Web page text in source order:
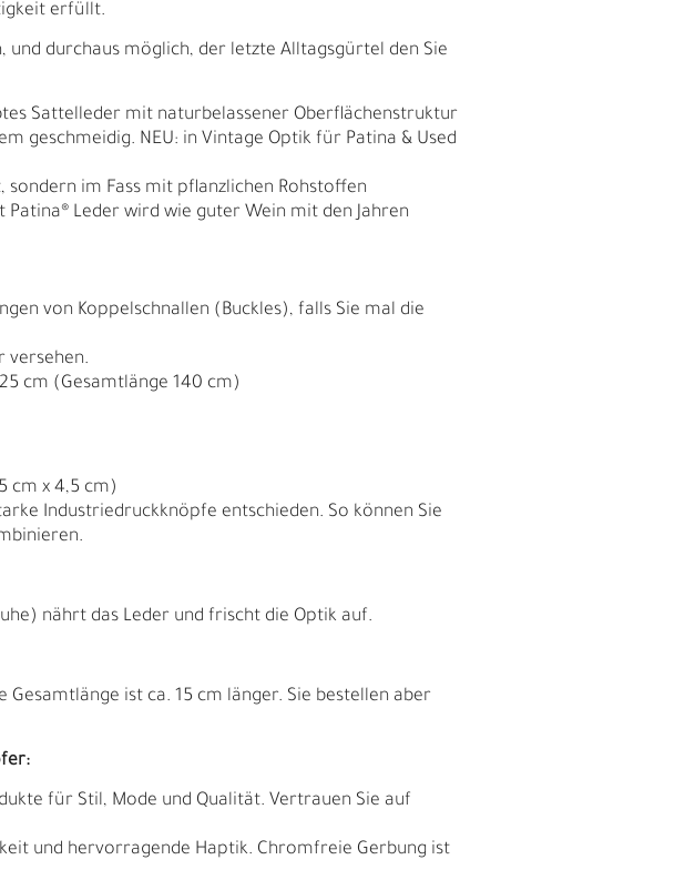
erfüllt.
durchaus möglich, der letzte Alltagsgürtel den Sie
Sattelleder mit naturbelassener Oberflächenstruktur
geschmeidig. NEU: in Vintage Optik für Patina & Used
im Fass mit pflanzlichen Rohstoffen
Leder wird wie guter Wein mit den Jahren
von Koppelschnallen (Buckles), falls Sie mal die
versehen.
cm (Gesamtlänge 140 cm)
cm x 4,5 cm)
Industriedruckknöpfe entschieden. So können Sie
nährt das Leder und frischt die Optik auf.
ist ca. 15 cm länger. Sie bestellen aber
für Stil, Mode und Qualität. Vertrauen Sie auf
und hervorragende Haptik. Chromfreie Gerbung ist